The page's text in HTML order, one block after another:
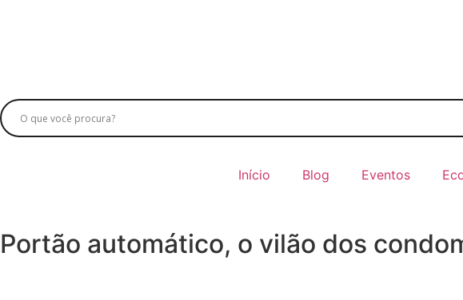
Início Blog Eventos
Portão automático, o vilão dos